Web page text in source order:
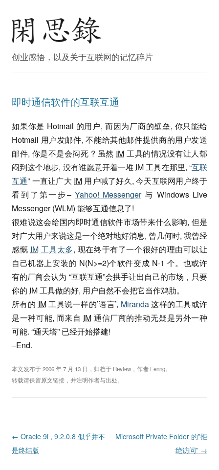
创业感悟，以及关于互联网的记忆碎片
即时通信软件的互联互通
如果你是 Hotmail 的用户, 而因为厂商的壁垒, 你只能给
Hotmail 用户发邮件, 不能给其他邮件提供商的用户发送
邮件, 你是不是会闷死 ? 虽然 IM 工具的情况没有让人郁
闷到这个地步, 没有谁愿意开着一堆 IM工具在那里, “互联
互通” 一直让广大 IM 用户喊了好久, 今天互联网用户终于
看到了第一步– Yahoo! Messenger与 Windows Live
Messenger (WLM) 能够互通信息了!
很难说这会给国内即时通信软件市场带来什么影响, 但是
对广大用户来说这是一个绝对地好消息, 曾几何时, 我曾经
感慨 IM工具太多, 现在终于有了一个很好的理由可以让
自己机器上安装的 N(N>=2)个软件变成 N-1 个。也或许
有的厂商会认为 “互联互通”会拱手让出自己的市场，只要
你的 IM工具做的好, 用户自然不会把它当作鸡肋。
所有的 IM工具说一样的’语言’, Miranda这样的工具或许
是一种可能, 而来自 IM 通信厂商的推动无疑是另外一种
可能. “通天塔” 已经开始搭建!
–End.
本文发布于2006 年 7 月 13 日 ，归档于 Review ，作者 Fenng。
转载请保留原文链接，并注明作者与出处。
Post navigation
← Oracle 9i , 9.2.0.8 似乎并不
是终结版
Microsoft Private Folder 的”拒
绝访问” →